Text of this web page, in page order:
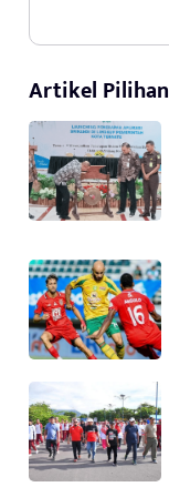
Artikel Pilihan